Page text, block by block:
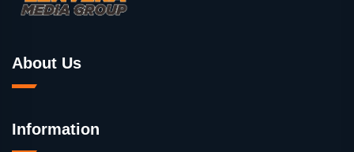
About Us
Information